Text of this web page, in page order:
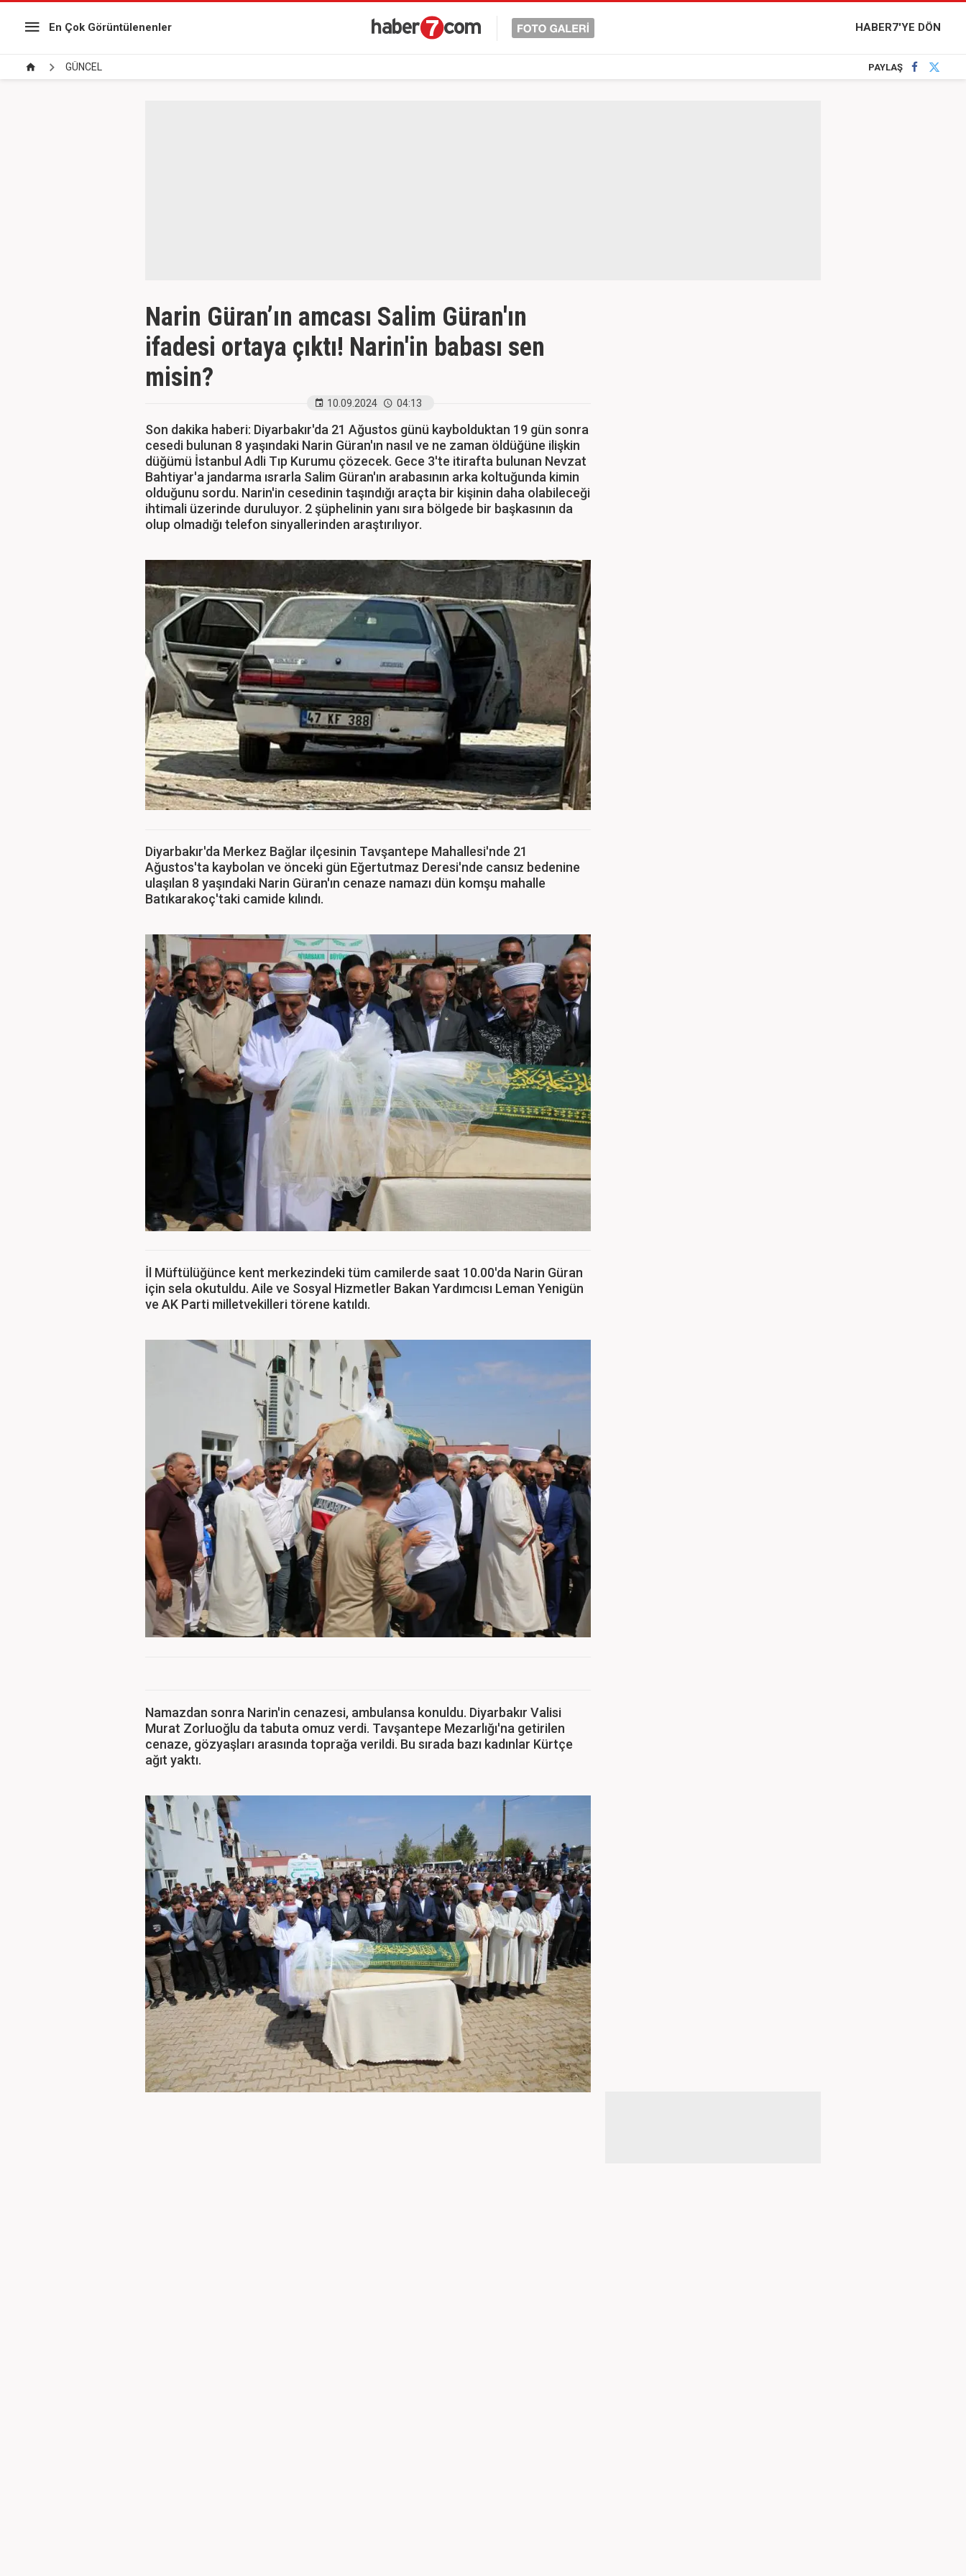
En Çok Görüntülenenler HABER7'YE DÖN
GÜNCEL PAYLAŞ
Narin Güran’ın amcası Salim Güran'ın
ifadesi ortaya çıktı! Narin'in babası sen
misin?
10.09.2024 04:13
Son dakika haberi: Diyarbakır'da 21 Ağustos günü kaybolduktan 19 gün sonra
cesedi bulunan 8 yaşındaki Narin Güran'ın nasıl ve ne zaman öldüğüne ilişkin
düğümü İstanbul Adli Tıp Kurumu çözecek. Gece 3'te itirafta bulunan Nevzat
Bahtiyar'a jandarma ısrarla Salim Güran'ın arabasının arka koltuğunda kimin
olduğunu sordu. Narin'in cesedinin taşındığı araçta bir kişinin daha olabileceği
ihtimali üzerinde duruluyor. 2 şüphelinin yanı sıra bölgede bir başkasının da
olup olmadığı telefon sinyallerinden araştırılıyor.
Diyarbakır'da Merkez Bağlar ilçesinin Tavşantepe Mahallesi'nde 21
Ağustos'ta kaybolan ve önceki gün Eğertutmaz Deresi'nde cansız bedenine
ulaşılan 8 yaşındaki Narin Güran'ın cenaze namazı dün komşu mahalle
Batıkarakoç'taki camide kılındı.
İl Müftülüğünce kent merkezindeki tüm camilerde saat 10.00'da Narin Güran
için sela okutuldu. Aile ve Sosyal Hizmetler Bakan Yardımcısı Leman Yenigün
ve AK Parti milletvekilleri törene katıldı.
Namazdan sonra Narin'in cenazesi, ambulansa konuldu. Diyarbakır Valisi
Murat Zorluoğlu da tabuta omuz verdi. Tavşantepe Mezarlığı'na getirilen
cenaze, gözyaşları arasında toprağa verildi. Bu sırada bazı kadınlar Kürtçe
ağıt yaktı.